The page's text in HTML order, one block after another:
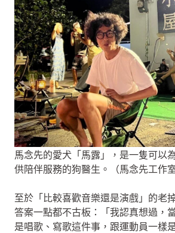
馬念先的愛犬「馬露」，是一隻可以
供陪伴服務的狗醫生。（馬念先工作室
至於「比較喜歡音樂還是演戲」的老
答案一點都不古板：「我認真想過，
是唱歌、寫歌這件事，跟運動員一樣